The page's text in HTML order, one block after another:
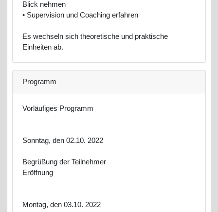
Blick nehmen
• Supervision und Coaching erfahren
Es wechseln sich theoretische und praktische
Einheiten ab.
Programm
Vorläufiges Programm
Sonntag, den 02.10. 2022
Begrüßung der Teilnehmer
Eröffnung
Montag, den 03.10. 2022